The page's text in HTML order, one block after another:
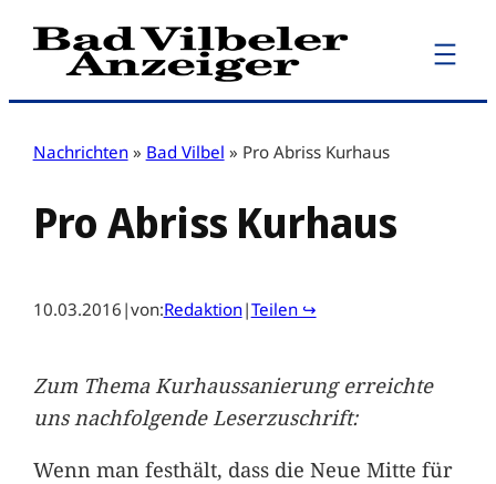
Zum
Inhalt
Nachrichten » Bad Vilbel » Pro Abriss Kurhaus
Pro Abriss Kurhaus
10.03.2016 |von:Redaktion|Teilen ↪
Zum Thema Kurhaussanierung erreichte
uns nachfolgende Leserzuschrift:
Wenn man festhält, dass die Neue Mitte für